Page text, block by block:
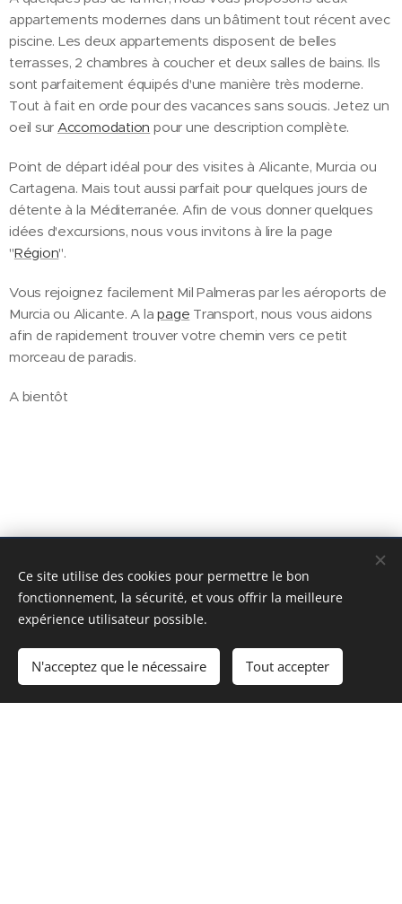
appartements modernes dans un bâtiment tout récent avec
piscine. Les deux appartements disposent de belles
terrasses, 2 chambres à coucher et deux salles de bains. Ils
sont parfaitement équipés d'une manière très moderne.
Tout à fait en orde pour des vacances sans soucis. Jetez un
oeil sur Accomodation pour une description complète.
Point de départ idéal pour des visites à Alicante, Murcia ou
Cartagena. Mais tout aussi parfait pour quelques jours de
détente à la Méditerranée. Afin de vous donner quelques
idées d'excursions, nous vous invitons à lire la page
"Région".
Vous rejoignez facilement Mil Palmeras par les aéroports de
Murcia ou Alicante. A lapage Transport, nous vous aidons
afin de rapidement trouver votre chemin vers ce petit
morceau de paradis.
A bientôt
Nous vous
accueillons avec
plaisir
Ce site utilise des cookies pour permettre le bon
fonctionnement, la sécurité, et vous offrir la meilleure
expérience utilisateur possible.
N'acceptez que le nécessaire Tout accepter